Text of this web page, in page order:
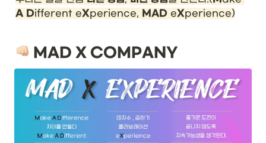
A Different eXperience, MAD eXperience)
MAD X COMPANY